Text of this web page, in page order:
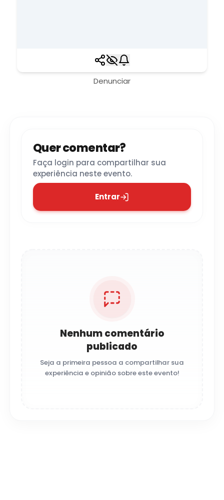
Denunciar
Quer comentar?
Faça login para compartilhar sua
experiência neste evento.
Entrar
Nenhum comentário
publicado
Seja a primeira pessoa a compartilhar sua
experiência e opinião sobre este evento!